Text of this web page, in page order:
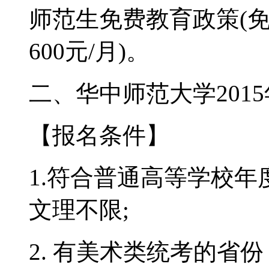
师范生免费教育政策(
600元/月)。
二、华中师范大学
【报名条件】
1.符合普通高等学校
文理不限;
2. 有美术类统考的省